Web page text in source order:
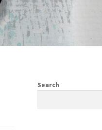
Search